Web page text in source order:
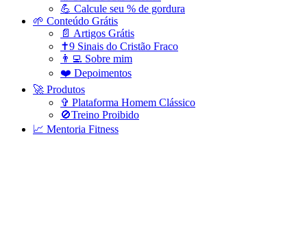
💪 Calcule seu % de gordura
🌱 Conteúdo Grátis
📄 Artigos Grátis
✝️9 Sinais do Cristão Fraco
👨‍💻 Sobre mim
❤️ Depoimentos
🚀 Produtos
✞ Plataforma Homem Clássico
🚫Treino Proibido
📈 Mentoria Fitness